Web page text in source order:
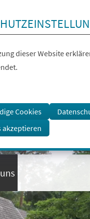
dieser Website
Cookies
akzeptieren